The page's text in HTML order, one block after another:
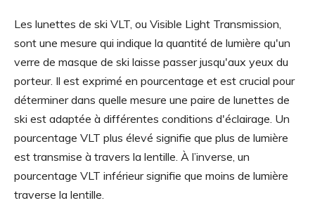
Les lunettes de ski VLT, ou Visible Light Transmission,
sont une mesure qui indique la quantité de lumière qu'un
verre de masque de ski laisse passer jusqu'aux yeux du
porteur. Il est exprimé en pourcentage et est crucial pour
déterminer dans quelle mesure une paire de lunettes de
ski est adaptée à différentes conditions d'éclairage. Un
pourcentage VLT plus élevé signifie que plus de lumière
est transmise à travers la lentille. À l’inverse, un
pourcentage VLT inférieur signifie que moins de lumière
traverse la lentille.